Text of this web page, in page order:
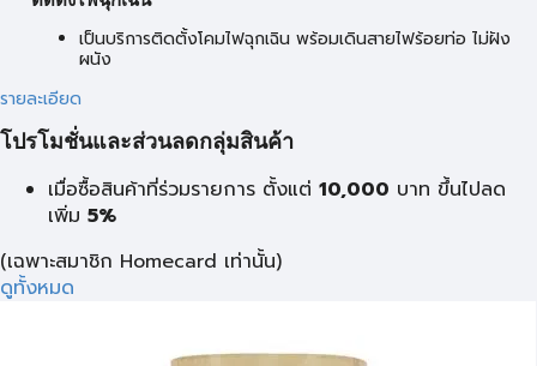
เป็นบริการติดตั้งโคมไฟฉุกเฉิน พร้อมเดินสายไฟร้อยท่อ ไม่ฝัง
ผนัง
รายละเอียด
โปรโมชั่นและส่วนลดกลุ่มสินค้า
เมื่อซื้อสินค้าที่ร่วมรายการ ตั้งแต่ 10,000 บาท ขึ้นไปลด
เพิ่ม 5%
(เฉพาะสมาชิก Homecard เท่านั้น)
ดูทั้งหมด